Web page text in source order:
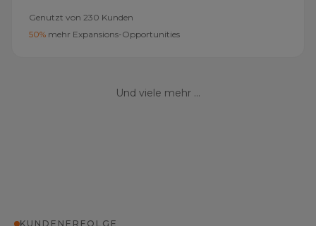
Genutzt von 230 Kunden
50% mehr Expansions-Opportunities
Und viele mehr ...
KUNDENERFOLGE